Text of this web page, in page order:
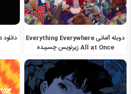
دوبله آلمانی Everything Everywhere
All at Once زیرنویس چسبیده